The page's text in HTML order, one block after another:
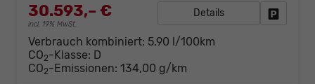
30.593,– €
incl. 19% MwSt.
Details
Verbrauch kombiniert: 5,90 l/100km
CO2-Klasse: D
CO2-Emissionen: 134,00 g/km